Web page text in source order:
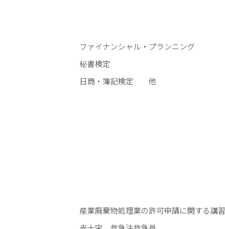
ファイナンシャル・プランニング
秘書検定
日商・簿記検定 他
産業廃棄物処理業の許可申請に関する講習